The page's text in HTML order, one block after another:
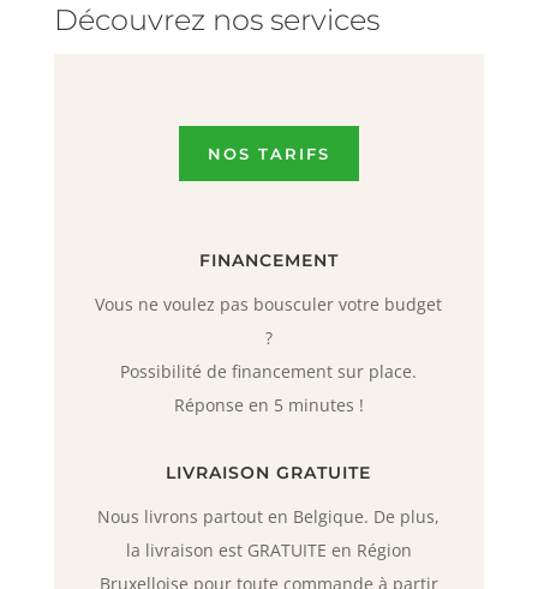
Découvrez nos services
NOS TARIFS
FINANCEMENT
Vous ne voulez pas bousculer votre budget
?
Possibilité de financement sur place.
Réponse en 5 minutes !
LIVRAISON GRATUITE
Nous livrons partout en Belgique. De plus,
la livraison est GRATUITE en Région
Bruxelloise pour toute commande à partir